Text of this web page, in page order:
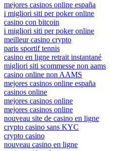
mejores casinos online españa
i migliori siti per poker online
casino con bitcoin
i migliori siti per poker online
meilleur casino crypto
paris sportif tennis
casino en ligne retrait instantané
migliori siti scommesse non aams
casino online non AAMS
mejores casinos online españa
casinos online
mejores casinos online
mejores casinos online
nouveau site de casino en ligne
crypto casino sans KYC
crypto casino
nouveau casino en ligne